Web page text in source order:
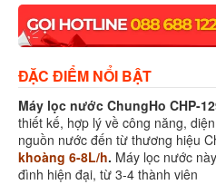
ĐẶC ĐIỂM NỔI BẬT
Máy lọc nước ChungHo CHP-
thiết kế, hợp lý về công năng,
nguồn nước đến từ thương hiệu
khoàng 6-8L/h. Máy lọc nước
đình hiện đại, từ 3-4 thành viên